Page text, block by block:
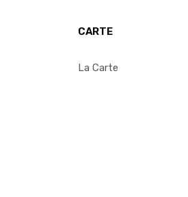
CARTE
La Carte